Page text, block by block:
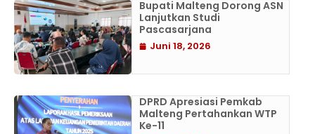
Bupati Malteng Dorong ASN
Lanjutkan Studi
Pascasarjana
Juni 18, 2026
DPRD Apresiasi Pemkab
Malteng Pertahankan WTP
Ke-11